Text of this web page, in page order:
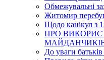
Обмежувальні
Житомир
Щодо канікул з
ПРО
До уваги